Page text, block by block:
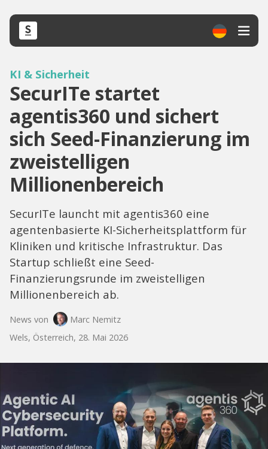
KI & Sicherheit
SecurITe startet
agentis360 und sichert
sich Seed-Finanzierung im
zweistelligen
Millionenbereich
SecurITe launcht mit agentis360 eine
agentenbasierte KI-Sicherheitsplattform für
Kliniken und kritische Infrastruktur. Das
Startup schließt eine Seed-
Finanzierungsrunde im zweistelligen
Millionenbereich ab.
News von
Marc Nemitz
Wels, Österreich, 28. Mai 2026